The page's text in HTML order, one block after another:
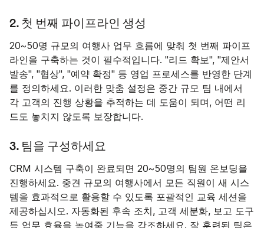
2. 첫 번째 파이프라인 생성
20~50명 규모의 여행사 업무 흐름에 맞춰 첫 번째 파이프
라인을 구축하는 것이 필수적입니다. "리드 확보", "제안서
발송", "협상", "예약 확정" 등 영업 프로세스를 반영한 단계
를 정의하세요. 이러한 맞춤 설정은 중간 규모 팀 내에서
각 고객의 진행 상황을 추적하는 데 도움이 되며, 어떤 리
드도 놓치지 않도록 보장합니다.
3. 팀을 구성하세요
CRM 시스템 구축이 완료되면 20~50명의 팀원 온보딩을
진행하세요. 중견 규모의 여행사에서 모든 직원이 새 시스
템을 효과적으로 활용할 수 있도록 포괄적인 교육 세션을
제공하십시오. 자동화된 후속 조치, 고객 세분화, 보고 도구
등 업무 효율을 높여줄 기능을 강조하세요. 잘 훈련된 팀은